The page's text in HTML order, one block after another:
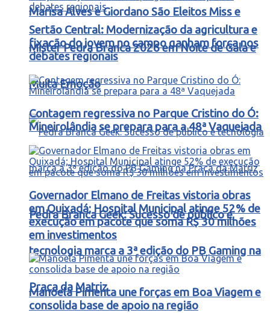
Marisa Alves e Giordano São Eleitos Miss e
Mister Pedra Branca 2026 em Noite de Gala e
Muita Emoção
Pedra Branca Geek: Sucesso de público e
tecnologia marca a 3ª edição do PB Gaming na
Praça da Matriz
Sertão Central: Modernização da agricultura e
fixação do jovem no campo ganham força nos
debates regionais
Contagem regressiva no Parque Cristino do Ó:
Mineirolândia se prepara para a 48ª Vaquejada
Governador Elmano de Freitas vistoria obras
em Quixadá; Hospital Municipal atinge 52% de
execução em pacote que soma R$ 30 milhões
em investimentos
Manoela Pimenta une forças em Boa Viagem e
consolida base de apoio na região